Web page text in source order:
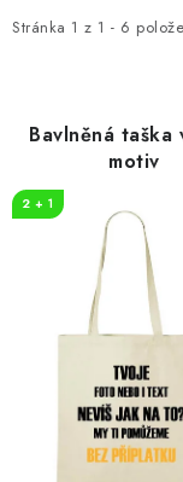
i
d
Stránka 1 z 1 - 6
e
o
Bavlněná taška
motiv
2 + 1